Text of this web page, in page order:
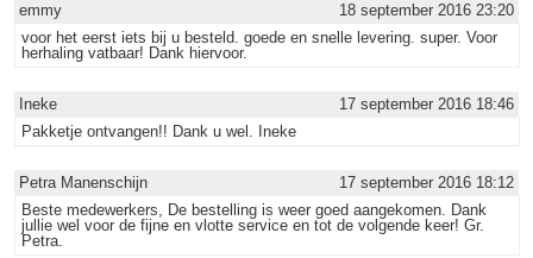
emmy
18 september 2016 23:20
voor het eerst iets bij u besteld. goede en snelle levering. super. Voor
herhaling vatbaar! Dank hiervoor.
Ineke
17 september 2016 18:46
Pakketje ontvangen!! Dank u wel. Ineke
Petra Manenschijn
17 september 2016 18:12
Beste medewerkers, De bestelling is weer goed aangekomen. Dank
jullie wel voor de fijne en vlotte service en tot de volgende keer! Gr.
Petra.